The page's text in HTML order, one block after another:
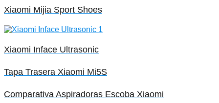
Xiaomi Mijia Sport Shoes
Xiaomi Inface Ultrasonic
Tapa Trasera Xiaomi Mi5S
Comparativa Aspiradoras Escoba Xiaomi